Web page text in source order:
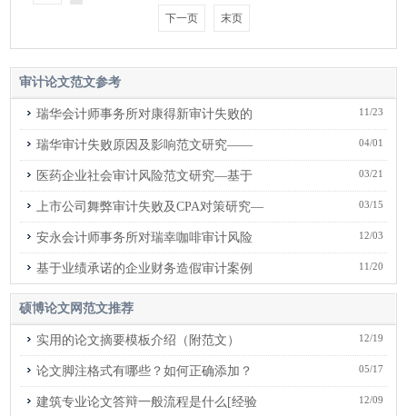
下一页 末页
审计论文范文参考
瑞华会计师事务所对康得新审计失败的 11/23
瑞华审计失败原因及影响范文研究—— 04/01
医药企业社会审计风险范文研究—基于 03/21
上市公司舞弊审计失败及CPA对策研究— 03/15
安永会计师事务所对瑞幸咖啡审计风险 12/03
基于业绩承诺的企业财务造假审计案例 11/20
硕博论文网范文推荐
实用的论文摘要模板介绍（附范文） 12/19
论文脚注格式有哪些？如何正确添加？ 05/17
建筑专业论文答辩一般流程是什么[经验 12/09